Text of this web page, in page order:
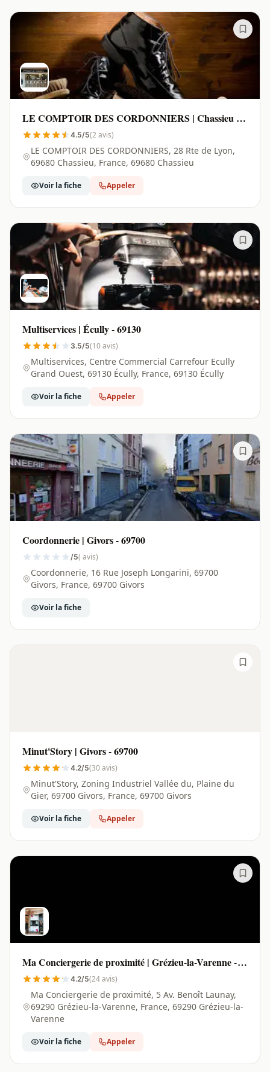
LE COMPTOIR DES CORDONNIERS | Chassieu -
69680
4.5/5(2 avis)
LE COMPTOIR DES CORDONNIERS, 28 Rte de Lyon,
69680 Chassieu, France, 69680 Chassieu
Voir la fiche Appeler
Multiservices | Écully - 69130
3.5/5(10 avis)
Multiservices, Centre Commercial Carrefour Ecully
Grand Ouest, 69130 Écully, France, 69130 Écully
Voir la fiche Appeler
Coordonnerie | Givors - 69700
/5( avis)
Coordonnerie, 16 Rue Joseph Longarini, 69700
Givors, France, 69700 Givors
Voir la fiche
Minut'Story | Givors - 69700
4.2/5(30 avis)
Minut'Story, Zoning Industriel Vallée du, Plaine du
Gier, 69700 Givors, France, 69700 Givors
Voir la fiche Appeler
Ma Conciergerie de proximité | Grézieu-la-Varenne -
69290
4.2/5(24 avis)
Ma Conciergerie de proximité, 5 Av. Benoît Launay,
69290 Grézieu-la-Varenne, France, 69290 Grézieu-la-
Varenne
Voir la fiche Appeler